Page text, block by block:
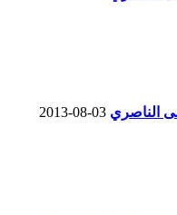
الناصري